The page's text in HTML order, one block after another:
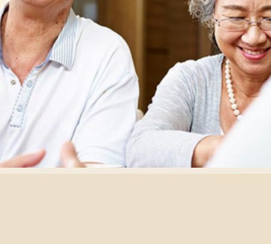
提前主日彌撒 – 李亮神父
(2025/07/12)
提前主日彌撒 – 陳志明神父
(2025/08/09)
提前主日彌撒 – 周景勳神父
(2025/09/13)
提前主日彌撒 – 郭偉基神父
(2025/10/25)
主日10:00彌撒 – 陳永超神父
(2025/11/23)
特敬聖心彌撒 (2025/12/05)
特敬聖心彌撒 (2026/01/02)
每月靈修及明供聖體
每月靈修及明供聖體
每月靈修及明供聖體
每月靈修及明供聖體
每月靈修及明供聖體